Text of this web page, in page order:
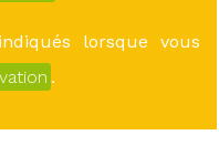
lorsque vous
.